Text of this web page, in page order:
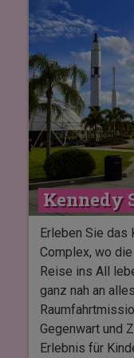
Delano
Vietnam
Veterans
Memorial.
Unterwegs
Geschichte,
fahren wie
Anekdoten über
hören.
Kennedy
Erleben Sie das
Complex, wo
Reise ins All
ganz nah an
Gegenwart und
Erlebnis für